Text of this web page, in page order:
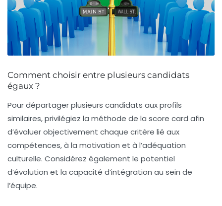
Comment choisir entre plusieurs candidats
égaux ?
Pour départager plusieurs candidats aux profils
similaires, privilégiez la méthode de la score card afin
d’évaluer objectivement chaque critère lié aux
compétences, à la motivation et à l’adéquation
culturelle. Considérez également le potentiel
d’évolution et la capacité d’intégration au sein de
l’équipe.